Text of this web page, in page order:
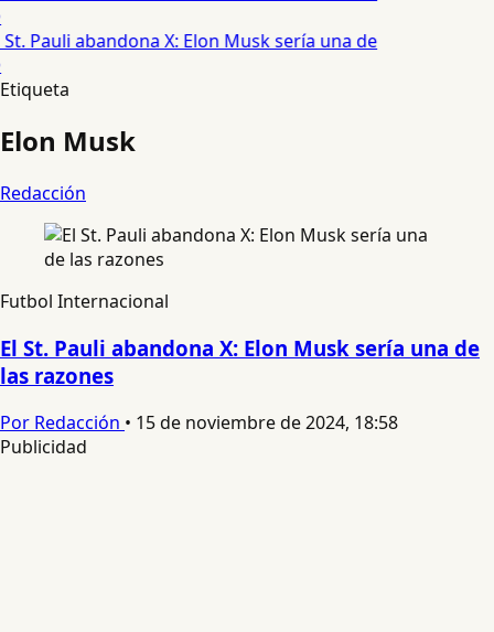
St. Pauli abandona X: Elon Musk sería una de
Etiqueta
Elon Musk
Redacción
Futbol Internacional
El St. Pauli abandona X: Elon Musk sería una de
las razones
Por Redacción • 15 de noviembre de 2024, 18:58
Publicidad